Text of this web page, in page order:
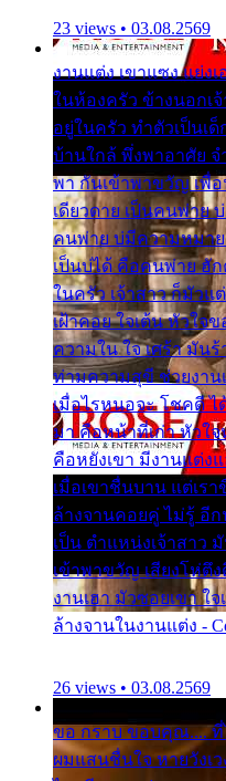
23 views • 03.08.2569
งานแต่ง เขาแซง แย่ง
ในห้องครัว ข้างนอกเ
อยู่ในครัว ทำตัวเป็นเ
บ้านใกล้ พึ่งพาอาศัย จ
พา กันเข้าพาขวัญ เพื่อ
เดียวดาย เป็นคนพ่าย
คนพ่าย บ่มีความหมาย
เป็นบ่ได้ คือคนพ่าย ฮั
ในครัว เจ้าสาว ก็มัวแ
เฝ้าคอย ใจเต้น หัวใจ
ความใน ใจ เศร้า มัน
ท่ามความสุขี ช่วยงาน
เมื่อไรหนอจะ โชคดี
มา คือหน้าที่เก่า หัวใ
คือหยังเขา มีงานแต่ง
เมื่อเขาชื่นบาน แต่เร
ล้างจานคอยคู่ ไม่รู้ อี
เป็น ตำแหน่งเจ้าสาว
เข้าพาขวัญ เสียงโห่ตึ
งานเฮา มัวซอยเขา ใ
ล้างจานในงานแต่ง -
26 views • 03.08.2569
ขอ กราบ ขอบคุณ....
ผมแสนชื่นใจ หายวังเ